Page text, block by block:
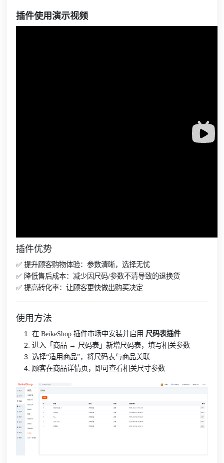
插件使用演示视频
插件优势
✅ 提升顾客购物体验：参数清晰，选择无忧
✅ 降低售后成本：减少因尺码/参数不清导致的退换货
✅ 提高转化率：让顾客更快做出购买决定
使用方法
在 BeikeShop 插件市场中安装并启用 尺码表插件
进入「商品 → 尺码表」新增尺码表，填写相关参数
选择“适用商品”，将尺码表与商品关联
顾客在商品详情页，即可查看相关尺寸参数